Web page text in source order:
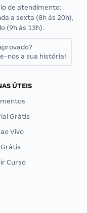
de atendimento:
a sexta (8h às 20h),
(9h às 13h).
nos a sua história!
ÚTEIS
Grátis
Vivo
Curso